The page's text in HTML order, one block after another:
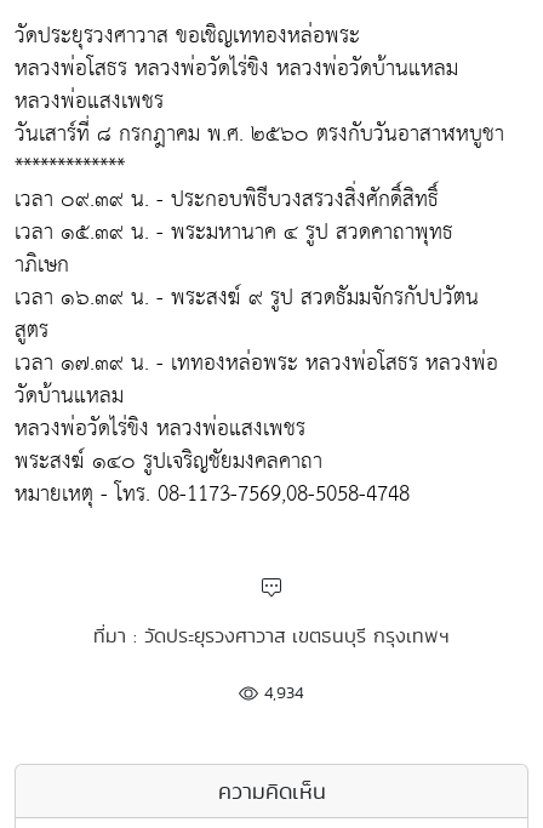
วัดประยุรวงศาวาส ขอเชิญเททองหล่อพระ
หลวงพ่อโสธร หลวงพ่อวัดไร่ขิง หลวงพ่อวัดบ้านแหลม
หลวงพ่อแสงเพชร
วันเสาร์ที่ ๘ กรกฎาคม พ.ศ. ๒๕๖๐ ตรงกับวันอาสาฬหบูชา
*************
เวลา ๐๙.๓๙ น. - ประกอบพิธีบวงสรวงสิ่งศักดิ์สิทธิ์
เวลา ๑๕.๓๙ น. - พระมหานาค ๔ รูป สวดคาถาพุทธ
าภิเษก
เวลา ๑๖.๓๙ น. - พระสงฆ์ ๙ รูป สวดธัมมจักรกัปปวัตน
สูตร
เวลา ๑๗.๓๙ น. - เททองหล่อพระ หลวงพ่อโสธร หลวงพ่อ
วัดบ้านแหลม
หลวงพ่อวัดไร่ขิง หลวงพ่อแสงเพชร
พระสงฆ์ ๑๔๐ รูปเจริญชัยมงคลคาถา
หมายเหตุ - โทร. 08-1173-7569,08-5058-4748
ที่มา : วัดประยุรวงศาวาส เขตธนบุรี กรุงเทพฯ
4,934
ความคิดเห็น